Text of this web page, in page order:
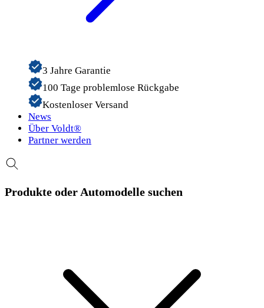
3 Jahre Garantie
100 Tage problemlose Rückgabe
Kostenloser Versand
News
Über Voldt®
Partner werden
Produkte oder Automodelle suchen